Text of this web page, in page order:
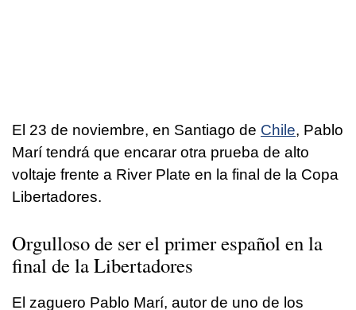
El 23 de noviembre, en Santiago de Chile, Pablo
Marí tendrá que encarar otra prueba de alto
voltaje frente a River Plate en la final de la Copa
Libertadores.
Orgulloso de ser el primer español en la
final de la Libertadores
El zaguero Pablo Marí, autor de uno de los